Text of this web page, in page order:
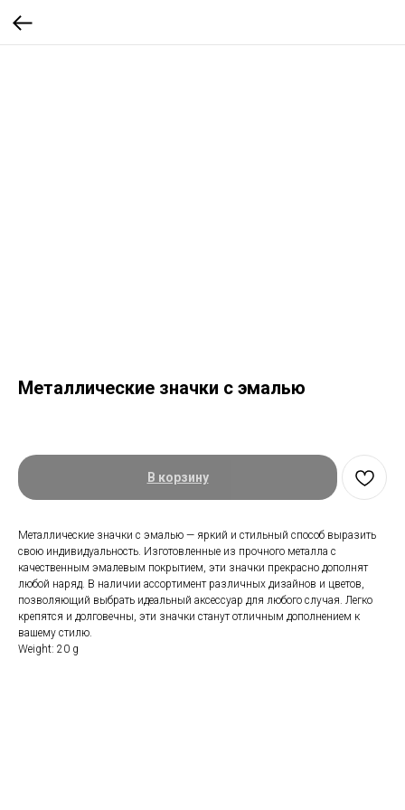
Металлические значки с эмалью
В корзину
Металлические значки с эмалью — яркий и стильный способ выразить
свою индивидуальность. Изготовленные из прочного металла с
качественным эмалевым покрытием, эти значки прекрасно дополнят
любой наряд. В наличии ассортимент различных дизайнов и цветов,
позволяющий выбрать идеальный аксессуар для любого случая. Легко
крепятся и долговечны, эти значки станут отличным дополнением к
вашему стилю.
Weight: 20 g